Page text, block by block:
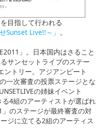
目指して行われる
Sunset Live!!～」 。
」。日本国内はさること
サンセットライブのステー
ントリー。アジアンビート
一次審査の投票ステージとな
の姉妹イベント
る4組のアーティストが選ばれ
のステージが最終審査の対
ジに立てる2組のアーティス